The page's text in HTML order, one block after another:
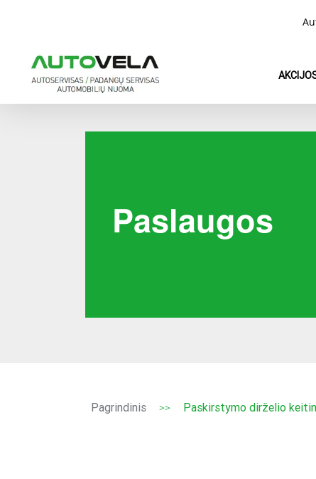
content
Paslaugos
Pagrindinis >> Paskirstymo dirželio